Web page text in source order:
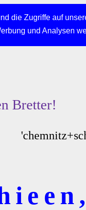
die Zugriffe auf
und Analysen
Bretter!